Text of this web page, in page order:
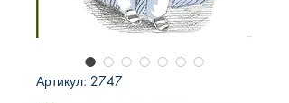
Артикул: 2747